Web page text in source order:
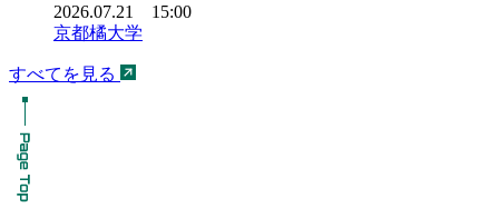
2026.07.21 15:00
京都橘大学
すべてを見る